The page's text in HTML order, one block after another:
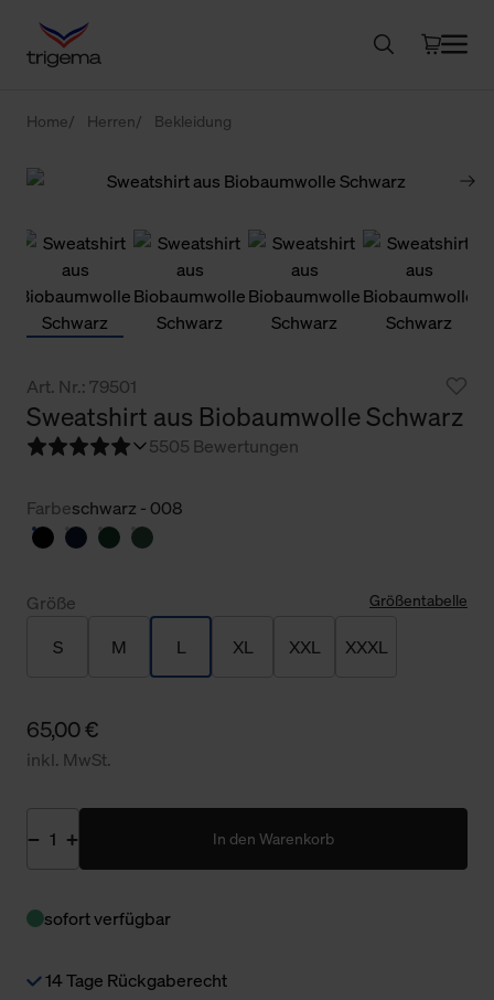
Home Herren Bekleidung
Art. Nr.: 79501
Sweatshirt aus Biobaumwolle Schwarz
5505 Bewertungen
Farbeschwarz - 008
Größe Größentabelle
S M L XL XXL XXXL
65,00 €
inkl. MwSt.
In den Warenkorb
sofort verfügbar
14 Tage Rückgaberecht